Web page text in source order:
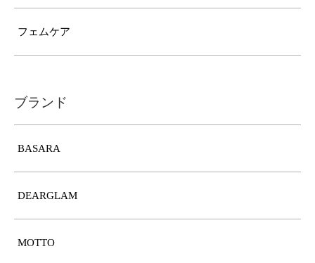
フェムケア
ブランド
BASARA
DEARGLAM
MOTTO